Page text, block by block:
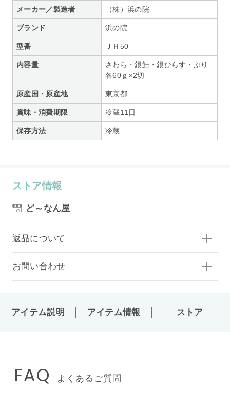
メーカー／製造者 （株）浜の院
ブランド 浜の院
型番 ＪＨ50
内容量
さわら・銀鮭・銀ひらす・ぶり
各60ｇ×2切
原産国・原産地 東京都
賞味・消費期限 冷蔵11日
保存方法 冷蔵
ストア情報
ど～なん屋
返品について
お問い合わせ
アイテム説明 アイテム情報 ストア
FAQ よくあるご質問